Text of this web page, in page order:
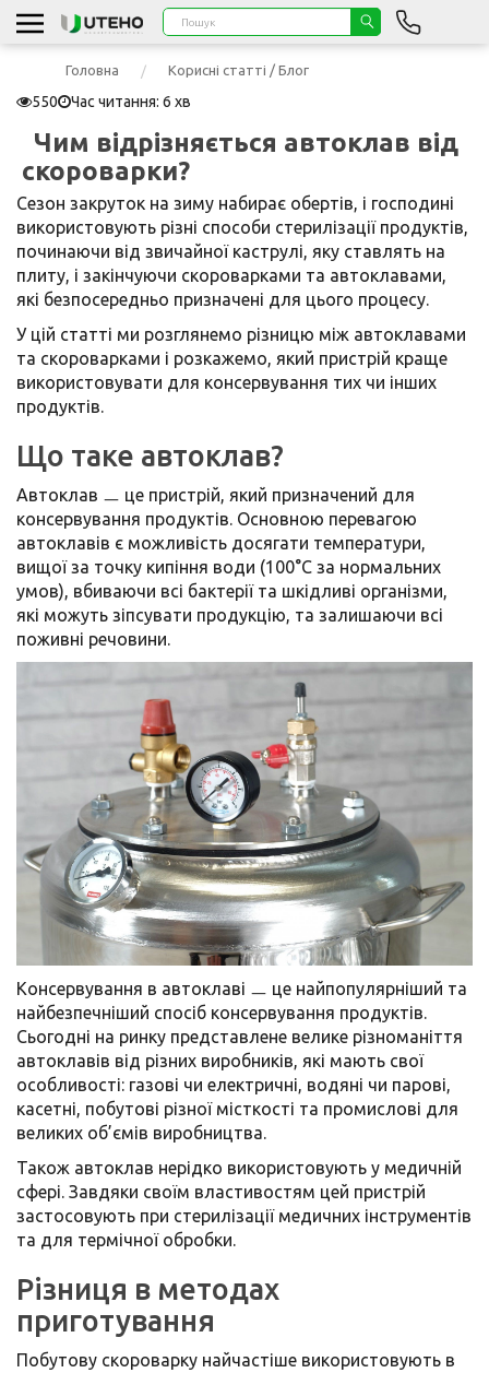
Головна Корисні статті / Блог
550 Час читання: 6 хв
Чим відрізняється автоклав від
скороварки?
Сезон закруток на зиму набирає обертів, і господині
використовують різні способи стерилізації продуктів,
починаючи від звичайної каструлі, яку ставлять на
плиту, і закінчуючи скороварками та автоклавами,
які безпосередньо призначені для цього процесу.
У цій статті ми розглянемо різницю між автоклавами
та скороварками і розкажемо, який пристрій краще
використовувати для консервування тих чи інших
продуктів.
Що таке автоклав?
Автоклав ㅡ це пристрій, який призначений для
консервування продуктів. Основною перевагою
автоклавів є можливість досягати температури,
вищої за точку кипіння води (100°C за нормальних
умов), вбиваючи всі бактерії та шкідливі організми,
які можуть зіпсувати продукцію, та залишаючи всі
поживні речовини.
Консервування в автоклаві ㅡ це найпопулярніший та
найбезпечніший спосіб консервування продуктів.
Сьогодні на ринку представлене велике різноманіття
автоклавів від різних виробників, які мають свої
особливості: газові чи електричні, водяні чи парові,
касетні, побутові різної місткості та промислові для
великих об’ємів виробництва.
Також автоклав нерідко використовують у медичній
сфері. Завдяки своїм властивостям цей пристрій
застосовують при стерилізації медичних інструментів
та для термічної обробки.
Різниця в методах
приготування
Побутову скороварку найчастіше використовують в